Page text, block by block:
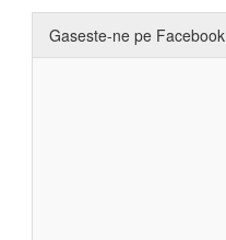
Gaseste-ne pe Facebook